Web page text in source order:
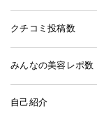
クチコミ投稿数
みんなの美容レポ数
自己紹介